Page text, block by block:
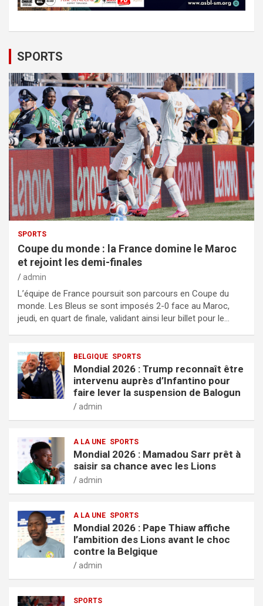
SPORTS
SPORTS
Coupe du monde : la France domine le Maroc
et rejoint les demi-finales
admin
L’équipe de France poursuit son parcours en Coupe du
monde. Les Bleus se sont imposés 2-0 face au Maroc,
jeudi, en quart de finale, validant ainsi leur billet pour le…
BELGIQUE SPORTS
Mondial 2026 : Trump reconnaît être
intervenu auprès d’Infantino pour
faire lever la suspension de Balogun
admin
A LA UNE SPORTS
Mondial 2026 : Mamadou Sarr prêt à
saisir sa chance avec les Lions
admin
A LA UNE SPORTS
Mondial 2026 : Pape Thiaw affiche
l’ambition des Lions avant le choc
contre la Belgique
admin
SPORTS